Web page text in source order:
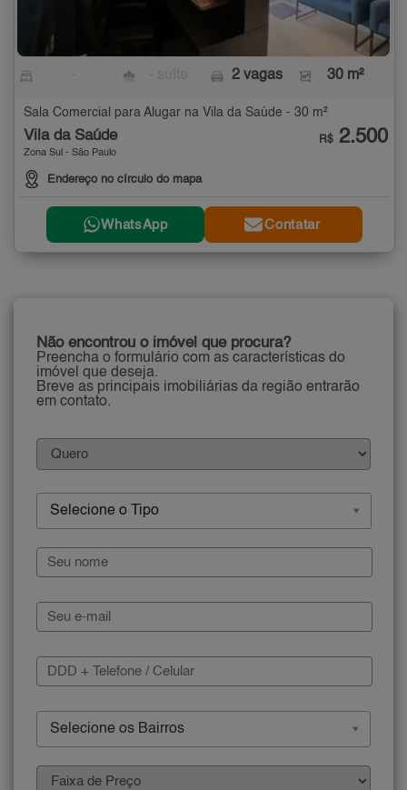
2 vagas 30 m²
Sala Comercial para Alugar na Vila da Saúde - 30 m²
Vila da Saúde
Zona Sul - São Paulo
Endereço no círculo do mapa
R$ 2.500
WhatsApp Contatar
Não encontrou o imóvel que procura?
Preencha o formulário com as características do
imóvel que deseja.
Breve as principais imobiliárias da região entrarão
em contato.
Selecione o Tipo
Selecione os Bairros